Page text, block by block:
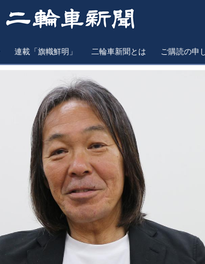
連載「旗幟鮮明」 二輪車新聞とは ご購読の申